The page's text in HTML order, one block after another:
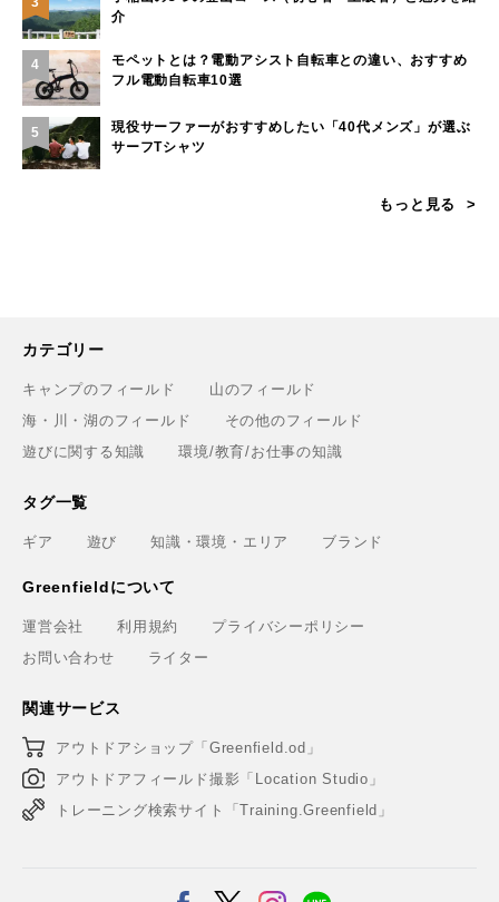
介
4
モペットとは？電動アシスト自転車との違い、おすすめ
フル電動自転車10選
5
現役サーファーがおすすめしたい「40代メンズ」が選ぶ
サーフTシャツ
もっと見る
カテゴリー
キャンプのフィールド
山のフィールド
海・川・湖のフィールド
その他のフィールド
遊びに関する知識
環境/教育/お仕事の知識
タグ一覧
ギア 遊び 知識・環境・エリア ブランド
Greenfieldについて
運営会社 利用規約
プライバシーポリシー
お問い合わせ
ライター
関連サービス
アウトドアショップ「Greenfield.od」
アウトドアフィールド撮影「Location Studio」
トレーニング検索サイト「Training.Greenfield」